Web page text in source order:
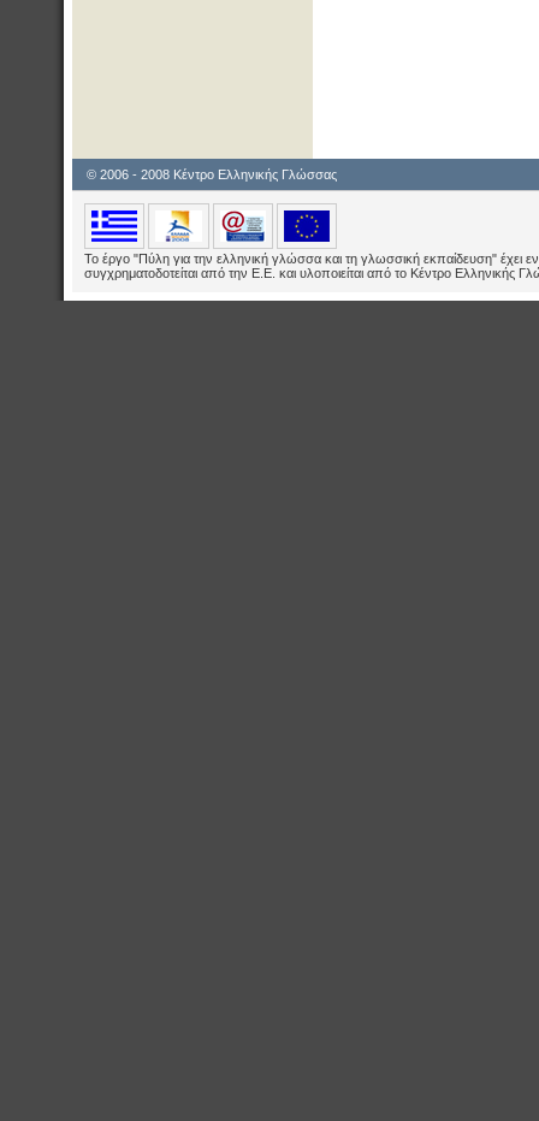
© 2006 - 2008 Κέντρο Ελληνικής Γλώσσας
Το έργο "Πύλη για την ελληνική γλώσσα και τη γλωσσική εκπαίδευση" έχει
συγχρηματοδοτείται από την Ε.E. και υλοποιείται από το Κέντρο Ελληνικής